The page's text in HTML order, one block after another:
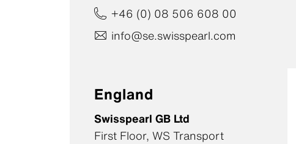
+46 (0) 08 506 608 00
info@se.swisspearl.com
England
Swisspearl GB Ltd
First Floor, WS Transport